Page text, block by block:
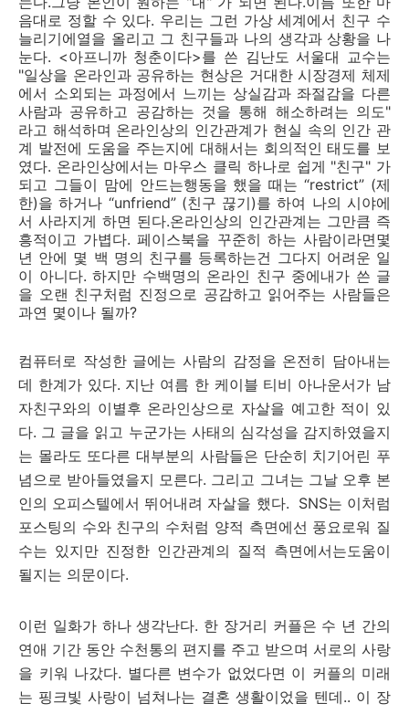
음대로 정할 수 있다. 우리는 그런 가상 세계에서 친구 수
늘리기에열을 올리고 그 친구들과 나의 생각과 상황을 나
눈다. <아프니까 청춘이다>를 쓴 김난도 서울대 교수는
"일상을 온라인과 공유하는 현상은 거대한 시장경제 체제
에서 소외되는 과정에서 느끼는 상실감과 좌절감을 다른
사람과 공유하고 공감하는 것을 통해 해소하려는 의도"
라고 해석하며 온라인상의 인간관계가 현실 속의 인간 관
계 발전에 도움을 주는지에 대해서는 회의적인 태도를 보
였다. 온라인상에서는 마우스 클릭 하나로 쉽게 "친구" 가
되고 그들이 맘에 안드는행동을 했을 때는 “restrict” (제
한)을 하거나 “unfriend” (친구 끊기)를 하여 나의 시야에
서 사라지게 하면 된다.온라인상의 인간관계는 그만큼 즉
흥적이고 가볍다.페이스북을 꾸준히 하는 사람이라면몇
년 안에 몇 백 명의 친구를 등록하는건 그다지 어려운 일
이 아니다. 하지만 수백명의 온라인 친구 중에내가 쓴 글
을 오랜 친구처럼 진정으로 공감하고 읽어주는 사람들은
과연 몇이나 될까?
컴퓨터로 작성한 글에는 사람의 감정을 온전히 담아내는
데 한계가 있다. 지난 여름 한 케이블 티비 아나운서가 남
자친구와의 이별후 온라인상으로 자살을 예고한 적이 있
다. 그 글을 읽고 누군가는 사태의 심각성을 감지하였을지
는 몰라도 또다른 대부분의 사람들은 단순히 치기어린 푸
념으로 받아들였을지 모른다. 그리고 그녀는 그날 오후 본
인의 오피스텔에서 뛰어내려 자살을 했다. SNS는 이처럼
포스팅의 수와 친구의 수처럼 양적 측면에선 풍요로워 질
수는 있지만 진정한 인간관계의 질적 측면에서는도움이
될지는 의문이다.
이런 일화가 하나 생각난다. 한 장거리 커플은 수 년 간의
연애 기간 동안 수천통의 편지를 주고 받으며 서로의 사랑
을 키워 나갔다. 별다른 변수가 없었다면 이 커플의 미래
는 핑크빛 사랑이 넘쳐나는 결혼 생활이었을 텐데.. 이 장